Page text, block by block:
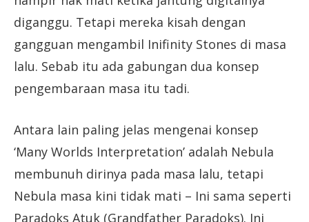
diganggu. Tetapi mereka kisah dengan
gangguan mengambil Inifinity Stones di masa
lalu. Sebab itu ada gabungan dua konsep
pengembaraan masa itu tadi.
Antara lain paling jelas mengenai konsep
‘Many Worlds Interpretation’ adalah Nebula
membunuh dirinya pada masa lalu, tetapi
Nebula masa kini tidak mati – Ini sama seperti
Paradoks Atuk (Grandfather Paradoks). Ini